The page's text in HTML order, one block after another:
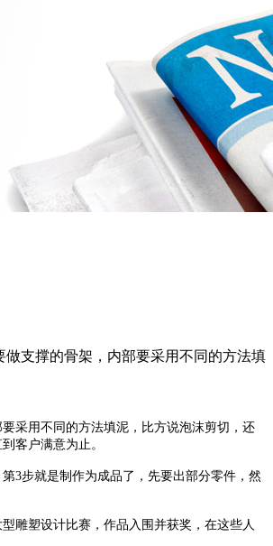
支撑的骨架，内部要采用不同的方法填
采用不同的方法填泥，比方说泡沫剪切，还
客户满意为止。
第3步就是制作为成品了，先要出部分零件，然
雕塑设计比赛，作品入围并获奖，在这些人